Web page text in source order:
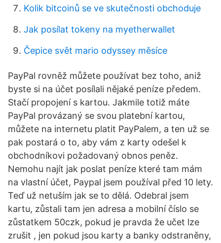
Kolik bitcoinů se ve skutečnosti obchoduje
Jak posílat tokeny na myetherwallet
Čepice svět mario odyssey měsíce
PayPal rovněž můžete používat bez toho, aniž
byste si na účet posílali nějaké peníze předem.
Stačí propojení s kartou. Jakmile totiž máte
PayPal provázaný se svou platební kartou,
můžete na internetu platit PayPalem, a ten už se
pak postará o to, aby vám z karty odešel k
obchodníkovi požadovaný obnos peněz.
Nemohu najít jak poslat peníze které tam mám
na vlastní účet, Paypal jsem používal před 10 lety.
Teď už netuším jak se to dělá. Odebral jsem
kartu, zůstali tam jen adresa a mobilní číslo se
zůstatkem 50czk, pokud je pravda že učet lze
zrušit , jen pokud jsou karty a banky odstraněny,